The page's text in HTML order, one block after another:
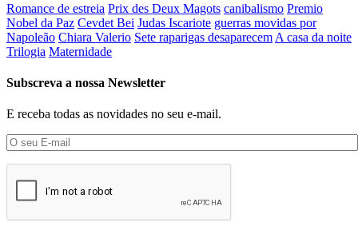
Romance de estreia Prix des Deux Magots canibalismo Premio
Nobel da Paz Cevdet Bei Judas Iscariote guerras movidas por
Napoleão Chiara Valerio Sete raparigas desaparecem A casa da noite
Trilogia Maternidade
Subscreva a nossa Newsletter
E receba todas as novidades no seu e-mail.